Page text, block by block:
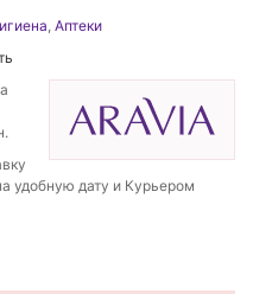
Аптеки
удобную дату и Курьером